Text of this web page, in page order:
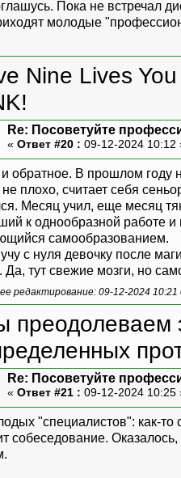
Пока не встречал
молодые
Nine Lives
Re: Посоветуйте
« Ответ #20 : 09-12-2024
обратное. В прошлом году
плохо, считает себя
Месяц учил, еще месяц
к однообразной работе
самообразованием.
с нуля девочку после
тут свежие мозги, но
редактирование: 09-12-2024
преодолеваем
Re: Посоветуйте
« Ответ #21 : 09-12-2024
"специалистов": как-то
собеседование.